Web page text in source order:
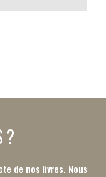
?
de nos livres. Nous